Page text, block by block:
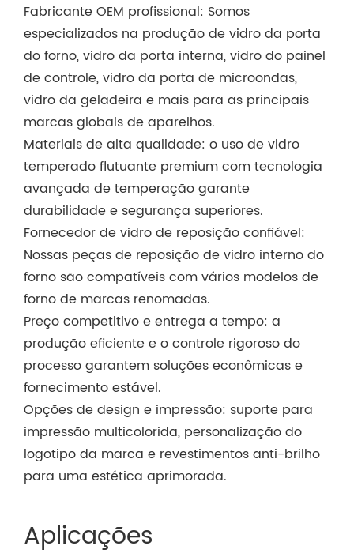
Fabricante OEM profissional: Somos
especializados na produção de vidro da porta
do forno, vidro da porta interna, vidro do painel
de controle, vidro da porta de microondas,
vidro da geladeira e mais para as principais
marcas globais de aparelhos.
Materiais de alta qualidade: o uso de vidro
temperado flutuante premium com tecnologia
avançada de temperação garante
durabilidade e segurança superiores.
Fornecedor de vidro de reposição confiável:
Nossas peças de reposição de vidro interno do
forno são compatíveis com vários modelos de
forno de marcas renomadas.
Preço competitivo e entrega a tempo: a
produção eficiente e o controle rigoroso do
processo garantem soluções econômicas e
fornecimento estável.
Opções de design e impressão: suporte para
impressão multicolorida, personalização do
logotipo da marca e revestimentos anti-brilho
para uma estética aprimorada.
Aplicações